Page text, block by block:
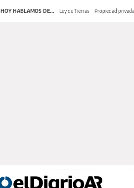
HOY HABLAMOS DE... Ley de Tierras Propiedad privada